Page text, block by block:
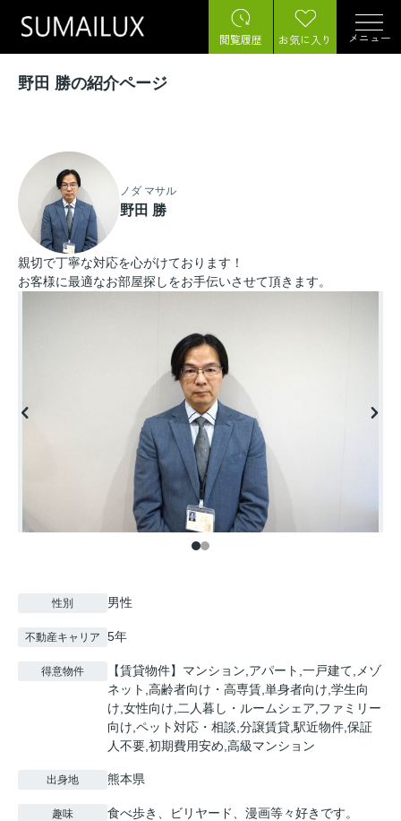
閲覧履歴 お気に入り メニュー
野田 勝の紹介ページ
ノダ マサル
野田 勝
親切で丁寧な対応を心がけております！
お客様に最適なお部屋探しをお手伝いさせて頂きます。
性別 男性
不動産キャリア 5年
得意物件
【賃貸物件】マンション,アパート,一戸建て,メゾ
ネット,高齢者向け・高専賃,単身者向け,学生向
け,女性向け,二人暮し・ルームシェア,ファミリー
向け,ペット対応・相談,分譲賃貸,駅近物件,保証
人不要,初期費用安め,高級マンション
出身地 熊本県
趣味 食べ歩き、ビリヤード、漫画等々好きです。